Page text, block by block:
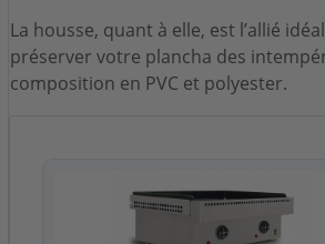
La housse, quant à elle, est l’allié
préserver votre plancha des
composition en PVC et polyester.